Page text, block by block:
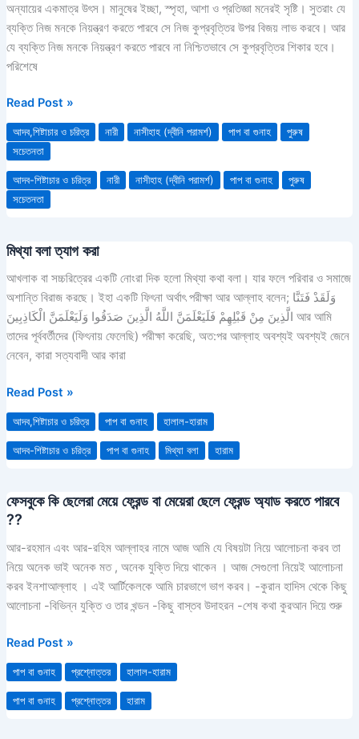
অন্যায়ের একমাত্র উৎস। মানুষের ইচ্ছা, স্পৃহা, আশা ও প্রতিজ্ঞা মনেরই সৃষ্টি। সুতরাং যে
ব্যক্তি নিজ মনকে নিয়ন্ত্রণ করতে পারবে সে নিজ কুপ্রবৃত্তির উপর বিজয় লাভ করবে। আর
যে ব্যক্তি নিজ মনকে নিয়ন্ত্রণ করতে পারবে না নিশ্চিতভাবে সে কুপ্রবৃত্তির শিকার হবে।
পরিশেষে
করতে
পারলেই
ব্যভিচার
রক্ষা
যায়
Read Post »
আদব,শিষ্টাচার ও চরিত্র নারী নাসীহাহ (দ্বীনি পরামর্শ) পাপ বা গুনাহ
পুরুষ
সচেতনতা
আদব-শিষ্টাচার ও চরিত্র নারী নাসীহাহ (দ্বীনি পরামর্শ) পাপ বা গুনাহ
পুরুষ
সচেতনতা
মিথ্যা বলা ত্যাগ করা
আখলাক বা সচ্চরিত্রের একটি নোংরা দিক হলো মিথ্যা কথা বলা। যার ফলে পরিবার ও সমাজে
অশান্তি বিরাজ করছে। ইহা একটি ফিৎনা অর্থাৎ পরীক্ষা আর আল্লাহ বলেন; وَلَقَدْ فَتَنَّا
الَّذِينَ مِنْ قَبْلِهِمْ فَلَيَعْلَمَنَّ اللَّهُ الَّذِينَ صَدَقُوا وَلَيَعْلَمَنَّ الْكَاذِبِينَ আর আমি
তাদের পূর্ববর্তীদের (ফিৎনায় ফেলেছি) পরীক্ষা করেছি, অত:পর আল্লাহ অবশ্যই অবশ্যই জেনে
নেবেন, কারা সত্যবাদী আর কারা
মিথ্যা
Read Post »
আদব,শিষ্টাচার ও চরিত্র পাপ বা গুনাহ হালাল-হারাম
আদব-শিষ্টাচার ও চরিত্র পাপ বা গুনাহ মিথ্যা বলা হারাম
ফেসবুকে কি ছেলেরা মেয়ে ফ্রেন্ড বা মেয়েরা ছেলে ফ্রেন্ড অ্যাড করতে পারবে
??
আর-রহমান এবং আর-রহিম আল্লাহর নামে আজ আমি যে বিষয়টা নিয়ে আলোচনা করব তা
নিয়ে অনেক ভাই অনেক মত , অনেক যুক্তি দিয়ে থাকেন । আজ সেগুলো নিয়েই আলোচনা
করব ইনশাআল্লাহ । এই আর্টিকেলকে আমি চারভাগে ভাগ করব। -কুরান হাদিস থেকে কিছু
আলোচনা -বিভিন্ন যুক্তি ও তার খন্ডন -কিছু বাস্তব উদাহরন -শেষ কথা কুরআন দিয়ে শুরু
ফেসবুকে
কি
মেয়ে
ফ্রেন্ড
ছেলে
অ্যাড
করতে
পারবে
Read Post »
পাপ বা গুনাহ প্রশ্নোত্তর হালাল-হারাম
পাপ বা গুনাহ প্রশ্নোত্তর হারাম